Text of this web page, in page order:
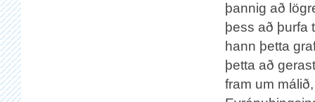
þannig að
þess að þurfa
hann þetta
þetta að
fram um